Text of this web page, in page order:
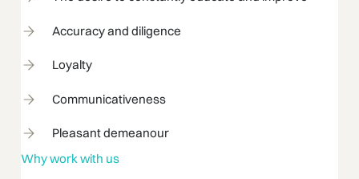
Accuracy and diligence
Loyalty
Communicativeness
Pleasant demeanour
Why work with us